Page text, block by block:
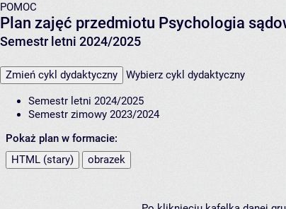
POMOC
Plan zajęć przedmiotu Psychologia
Semestr letni 2024/2025
Zmień cykl dydaktyczny Wybierz cykl dydaktyczny
Semestr letni 2024/2025
Semestr zimowy 2023/2024
Pokaż plan w formacie:
HTML (stary)
obrazek